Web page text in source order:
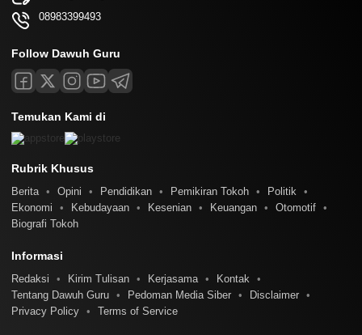
08983399493
Follow Dawuh Guru
Temukan Kami di
Rubrik Khusus
Berita Opini Pendidikan Pemikiran Tokoh
Politik
Ekonomi
Kebudayaan Kesenian Keuangan
Otomotif
Biografi Tokoh
Informasi
Redaksi Kirim Tulisan Kerjasama
Kontak
Tentang Dawuh Guru
Pedoman Media Siber
Disclaimer
Privacy Policy
Terms of Service